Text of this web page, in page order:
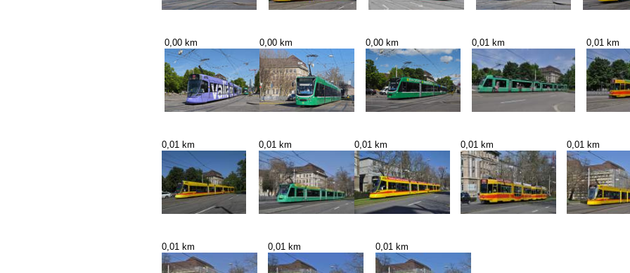
0,00 km 0,00 km 0,00 km 0,01 km 0,01 km
0,01 km 0,01 km 0,01 km 0,01 km 0,01 km
0,01 km 0,01 km 0,01 km